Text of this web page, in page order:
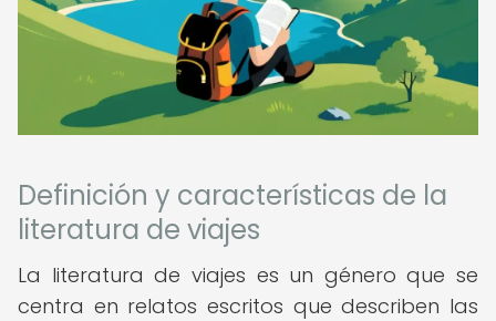
Definición y características de la
literatura de viajes
La literatura de viajes es un género que se
centra en relatos escritos que describen las